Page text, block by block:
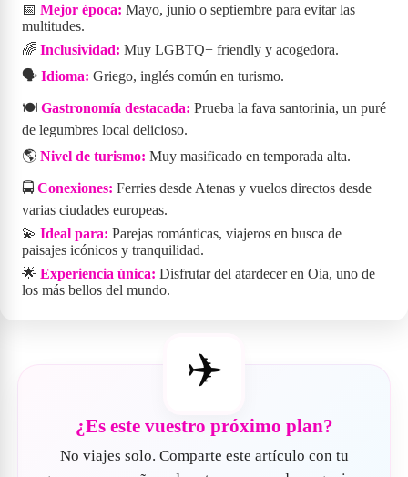
📅 Mejor época: Mayo, junio o septiembre para evitar las
multitudes.
🌈 Inclusividad: Muy LGBTQ+ friendly y acogedora.
🗣️ Idioma: Griego, inglés común en turismo.
🍽️ Gastronomía destacada: Prueba la fava santorinia, un puré
de legumbres local delicioso.
🌎 Nivel de turismo: Muy masificado en temporada alta.
🚍 Conexiones: Ferries desde Atenas y vuelos directos desde
varias ciudades europeas.
💫 Ideal para: Parejas románticas, viajeros en busca de
paisajes icónicos y tranquilidad.
🌟 Experiencia única: Disfrutar del atardecer en Oia, uno de
los más bellos del mundo.
✈️
¿Es este vuestro próximo plan?
No viajes solo. Comparte este artículo con tu